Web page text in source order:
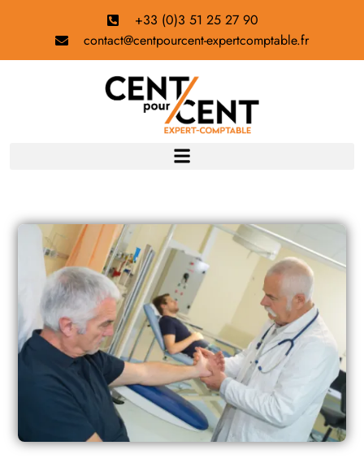
+33 (0)3 51 25 27 90
contact@centpourcent-expertcomptable.fr